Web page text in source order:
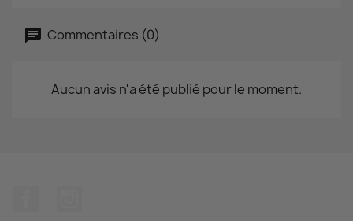
Commentaires (0)
Aucun avis n'a été publié pour le moment.